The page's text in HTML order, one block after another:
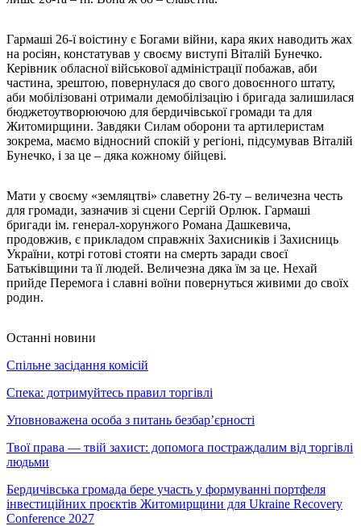
Гармаші 26-ї воістину є Богами війни, кара яких наводить жах
на росіян, констатував у своєму виступі Віталій Бунечко.
Керівник обласної військової адміністрації побажав, аби
частина, зрештою, повернулася до свого довоєнного штату,
аби мобілізовані отримали демобілізацію і бригада залишилася
бюджетоутворюючою для бердичівської громади та для
Житомирщини. Завдяки Силам оборони та артилеристам
зокрема, маємо відносний спокій у регіоні, підсумував Віталій
Бунечко, і за це – дяка кожному бійцеві.
Мати у своєму «земляцтві» славетну 26-ту – величезна честь
для громади, зазначив зі сцени Сергій Орлюк. Гармаші
бригади ім. генерал-хорунжого Романа Дашкевича,
продовжив, є прикладом справжніх Захисників і Захисниць
України, котрі готові стояти на смерть заради своєї
Батьківщини та її людей. Величезна дяка їм за це. Нехай
прийде Перемога і славні воїни повернуться живими до своїх
родин.
Останні новини
Спільне засідання комісій
Спека: дотримуйтесь правил торгівлі
Уповноважена особа з питань безбар’єрності
Твої права — твій захист: допомога постраждалим від торгівлі
людьми
Бердичівська громада бере участь у формуванні портфеля
інвестиційних проєктів Житомирщини для Ukraine Recovery
Conference 2027